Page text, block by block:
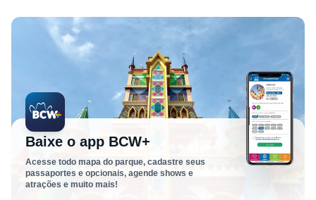
Baixe o app BCW+
Acesse todo mapa do parque, cadastre seus
passaportes e opcionais, agende shows e
atrações e muito mais!